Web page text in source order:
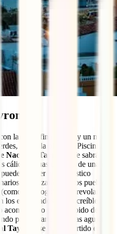
la arena fina blanca y un mar
esa es la playa de Piscinita o
Nacional Tayrona
. Te sabrá
cálidas aguas después de una de
perder por el místico
te cruzarás con los pueblos
los Kogui) y sobrevolarán
estampados más increíbles
por el silbido de los
para curarte todas las agujetas.
Tayrona
se ha convertido en